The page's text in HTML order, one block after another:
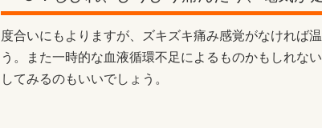
度合いにもよりますが、ズキズキ痛み感覚がなければ
う。また一時的な血液循環不足によるものかもしれな
してみるのもいいでしょう。